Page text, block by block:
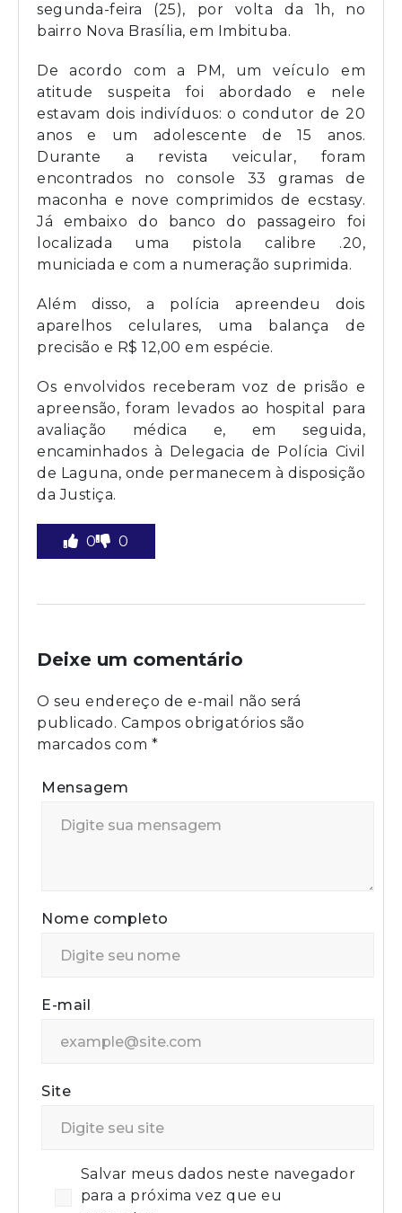
segunda-feira (25), por volta da 1h, no
bairro Nova Brasília, em Imbituba.
De acordo com a PM, um veículo em
atitude suspeita foi abordado e nele
estavam dois indivíduos: o condutor de 20
anos e um adolescente de 15 anos.
Durante a revista veicular, foram
encontrados no console 33 gramas de
maconha e nove comprimidos de ecstasy.
Já embaixo do banco do passageiro foi
localizada uma pistola calibre .20,
municiada e com a numeração suprimida.
Além disso, a polícia apreendeu dois
aparelhos celulares, uma balança de
precisão e R$ 12,00 em espécie.
Os envolvidos receberam voz de prisão e
apreensão, foram levados ao hospital para
avaliação médica e, em seguida,
encaminhados à Delegacia de Polícia Civil
de Laguna, onde permanecem à disposição
da Justiça.
0 0
Deixe um comentário
O seu endereço de e-mail não será
publicado. Campos obrigatórios são
marcados com *
Mensagem
Nome completo
E-mail
Site
Salvar meus dados neste navegador
para a próxima vez que eu